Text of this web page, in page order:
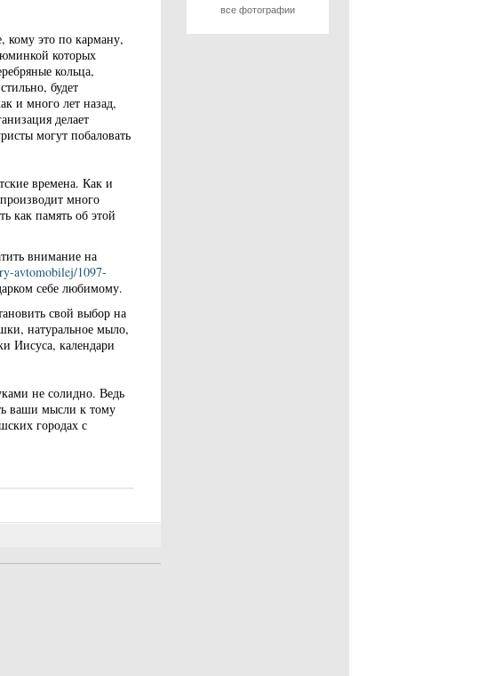
кому это по карману,
которых
кольца,
будет
и много лет назад,
делает
могут побаловать
времена. Как и
много
как память об этой
внимание на
avtomobilej/1097-
себе любимому.
свой выбор на
натуральное мыло,
Иисуса, календари
не солидно. Ведь
ваши мысли к тому
городах с
все фотографии